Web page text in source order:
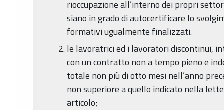
rioccupazione all’interno dei propri
siano in grado di autocertificare lo
formativi ugualmente finalizzati.
le lavoratrici ed i lavoratori discontinui,
con un contratto non a tempo pieno e
totale non più di otto mesi nell’anno
non superiore a quello indicato nella
articolo;